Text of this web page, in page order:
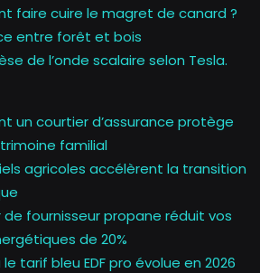
faire cuire le magret de canard ?
entre forêt et bois
de l’onde scalaire selon Tesla.
un courtier d’assurance protège
familial
agricoles accélèrent la transition
de fournisseur propane réduit vos
de 20%
tarif bleu EDF pro évolue en 2026